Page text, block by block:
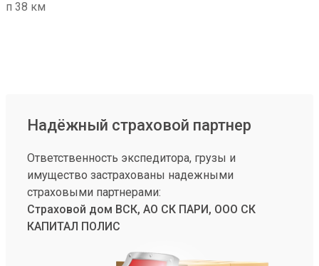
п 38 км
Надёжный страховой партнер
Ответственность экспедитора, грузы и
имущество застрахованы надежными
страховыми партнерами:
Страховой дом ВСК, АО СК ПАРИ, ООО СК
КАПИТАЛ ПОЛИС